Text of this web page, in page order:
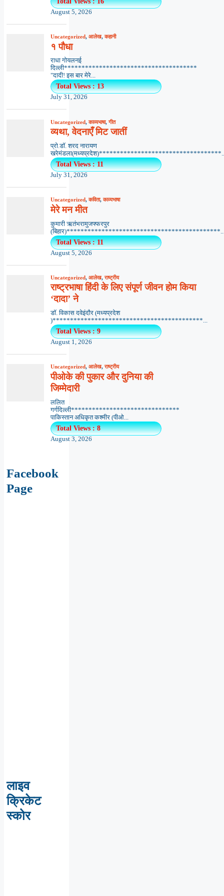
August 5, 2026
Uncategorized, आलेख,कहानी
१ पौधा
राधा गोयलनई
दिल्ली**************************************
"दादी! इस बार मेरे...
Total Views : 13
July 31, 2026
Uncategorized,काव्यभाषा,गीत
व्यथा, वेदनाएँ मिट जातीं
प्रो.डॉ. शरद नारायण
Total Views : 11
July 31, 2026
Uncategorized,कविता,काव्यभाषा
मेरे मन मीत
कुमारी ऋतंभरामुजफ्फरपुर
Total Views : 11
August 5, 2026
Uncategorized, आलेख,राष्ट्रीय
राष्ट्रभाषा हिंदी के लिए संपूर्ण जीवन होम किया
‘दादा’ ने
डॉ. विकास दवेइंदौर (मध्यप्रदेश
)*******************************************...
Total Views : 9
August 1, 2026
Uncategorized, आलेख,राष्ट्रीय
पीओके की पुकार और दुनिया की
जिम्मेदारी
ललित
गर्गदिल्ली*******************************
पाकिस्तान अधिकृत कश्मीर (पीओ...
Total Views : 8
August 3, 2026
Facebook
Page
लाइव
क्रिकेट
स्कोर